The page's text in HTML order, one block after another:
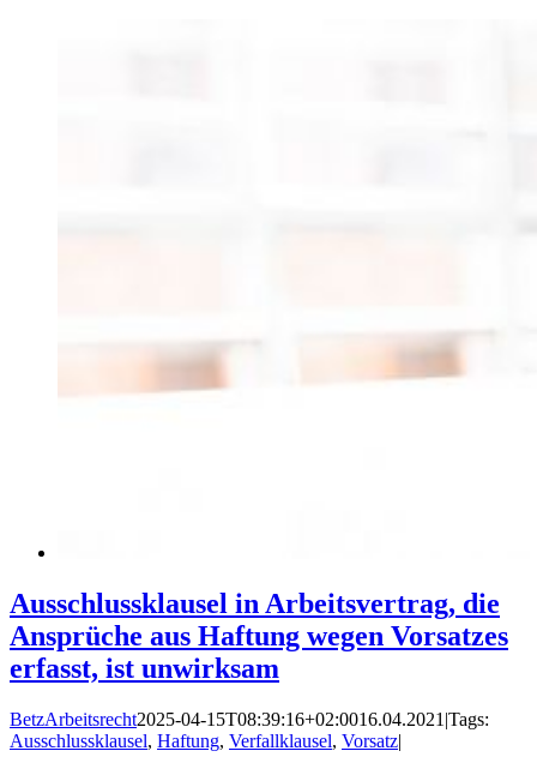
Ausschlussklausel in Arbeitsvertrag, die
Ansprüche aus Haftung wegen Vorsatzes
erfasst, ist unwirksam
BetzArbeitsrecht2025-04-15T08:39:16+02:0016.04.2021 |Tags:
Ausschlussklausel, Haftung, Verfallklausel, Vorsatz|